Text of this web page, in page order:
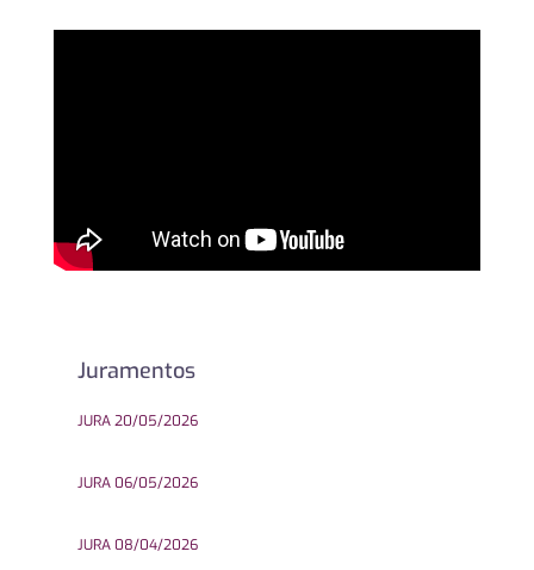
Juramentos
JURA 20/05/2026
JURA 06/05/2026
JURA 08/04/2026